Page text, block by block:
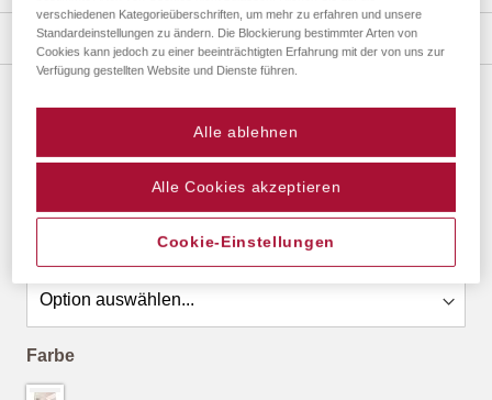
ALU-BILDERSCHIENE
Farbe
Anfang
der
Bildergalerie
Details
verschiedenen Kategorieüberschriften, um mehr zu erfahren und unsere
Standardeinstellungen zu ändern. Die Blockierung bestimmter Arten von
Cookies kann jedoch zu einer beeinträchtigten Erfahrung mit der von uns zur
Verfügung gestellten Website und Dienste führen.
Alle ablehnen
Alle Cookies akzeptieren
Cookie-Einstellungen